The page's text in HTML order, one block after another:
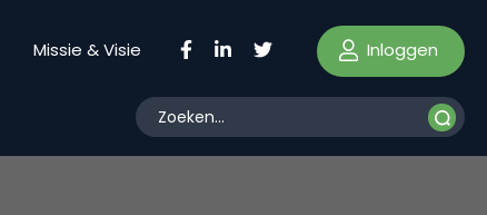
Missie & Visie Inloggen